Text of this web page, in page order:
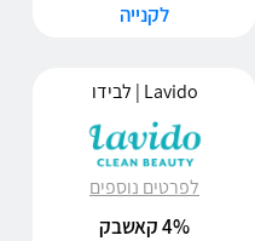
לקנייה
Lavido | לבידו
לפרטים נוספים
4% קאשבק